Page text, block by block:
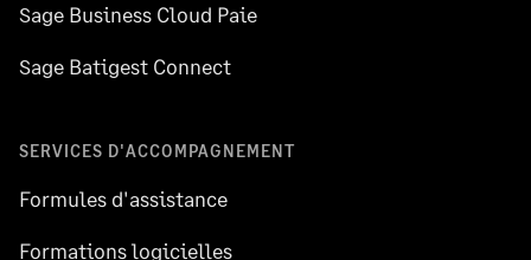
Sage Business Cloud Paie
Sage Batigest Connect
SERVICES D'ACCOMPAGNEMENT
Formules d'assistance
Formations logicielles